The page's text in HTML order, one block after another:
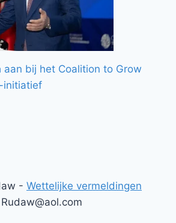
aan bij het Coalition to Grow
initiatief
- Wettelijke vermeldingen
Rudaw@aol.com